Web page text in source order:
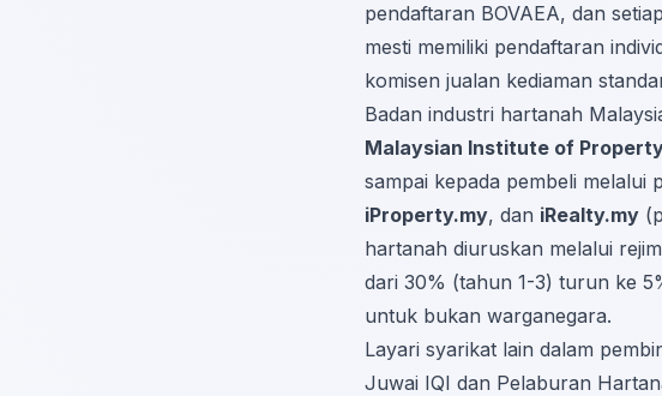
pendaftaran BOVAEA, dan setiap
mesti memiliki pendaftaran
komisen jualan kediaman
Badan industri hartanah
Malaysian Institute of
sampai kepada pembeli melalui
iProperty.my, dan iRealty.my
hartanah diuruskan melalui rejim
dari 30% (tahun 1-3) turun ke
untuk bukan warganegara.
Layari syarikat lain dalam
Juwai IQI dan Pelaburan